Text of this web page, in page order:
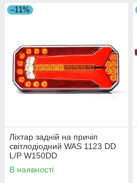
–11%
Ліхтар задній на причіп
світлодіодний WAS 1123 DD
L/P W150DD
В наявності